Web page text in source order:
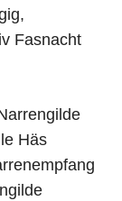
Fasnacht
Häs